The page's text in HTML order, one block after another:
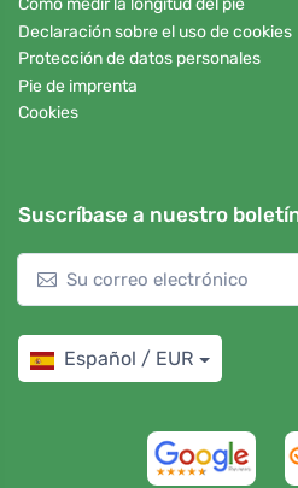
Cómo medir la longitud del pie
Declaración sobre el uso de cookies
Protección de datos personales
Pie de imprenta
Cookies
Suscríbase a nuestro
Español / EUR